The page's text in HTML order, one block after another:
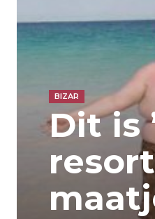
BIZAR
Dit is